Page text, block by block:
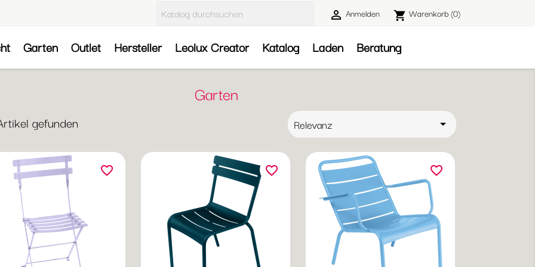
 Anmelden shopping_cart Warenkorb(0)
Garten Outlet Hersteller Leolux Creator Katalog Laden Beratung
Garten
gefunden Relevanz 
favorite_border favorite_border favorite_border